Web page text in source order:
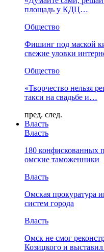
площадь у КДЦ…
Общество
Фишинг под маской
свежие уловки
Общество
«Творчество нельзя
такси на свадьбе и…
пред. след.
Власть
Власть
180 конфискованных
омские таможенники
Власть
Омская прокуратура
систем города
Власть
Омск не смог
Козицкого и